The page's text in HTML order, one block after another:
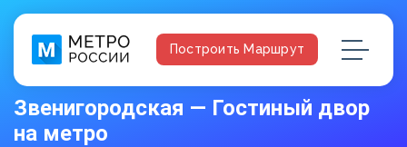
Построить Маршрут
Звенигородская — Гостиный двор
на метро